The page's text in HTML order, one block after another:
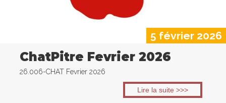
5 février 2026
ChatPitre Fevrier 2026
26.006-CHAT Fevrier 2026
Lire la suite >>>